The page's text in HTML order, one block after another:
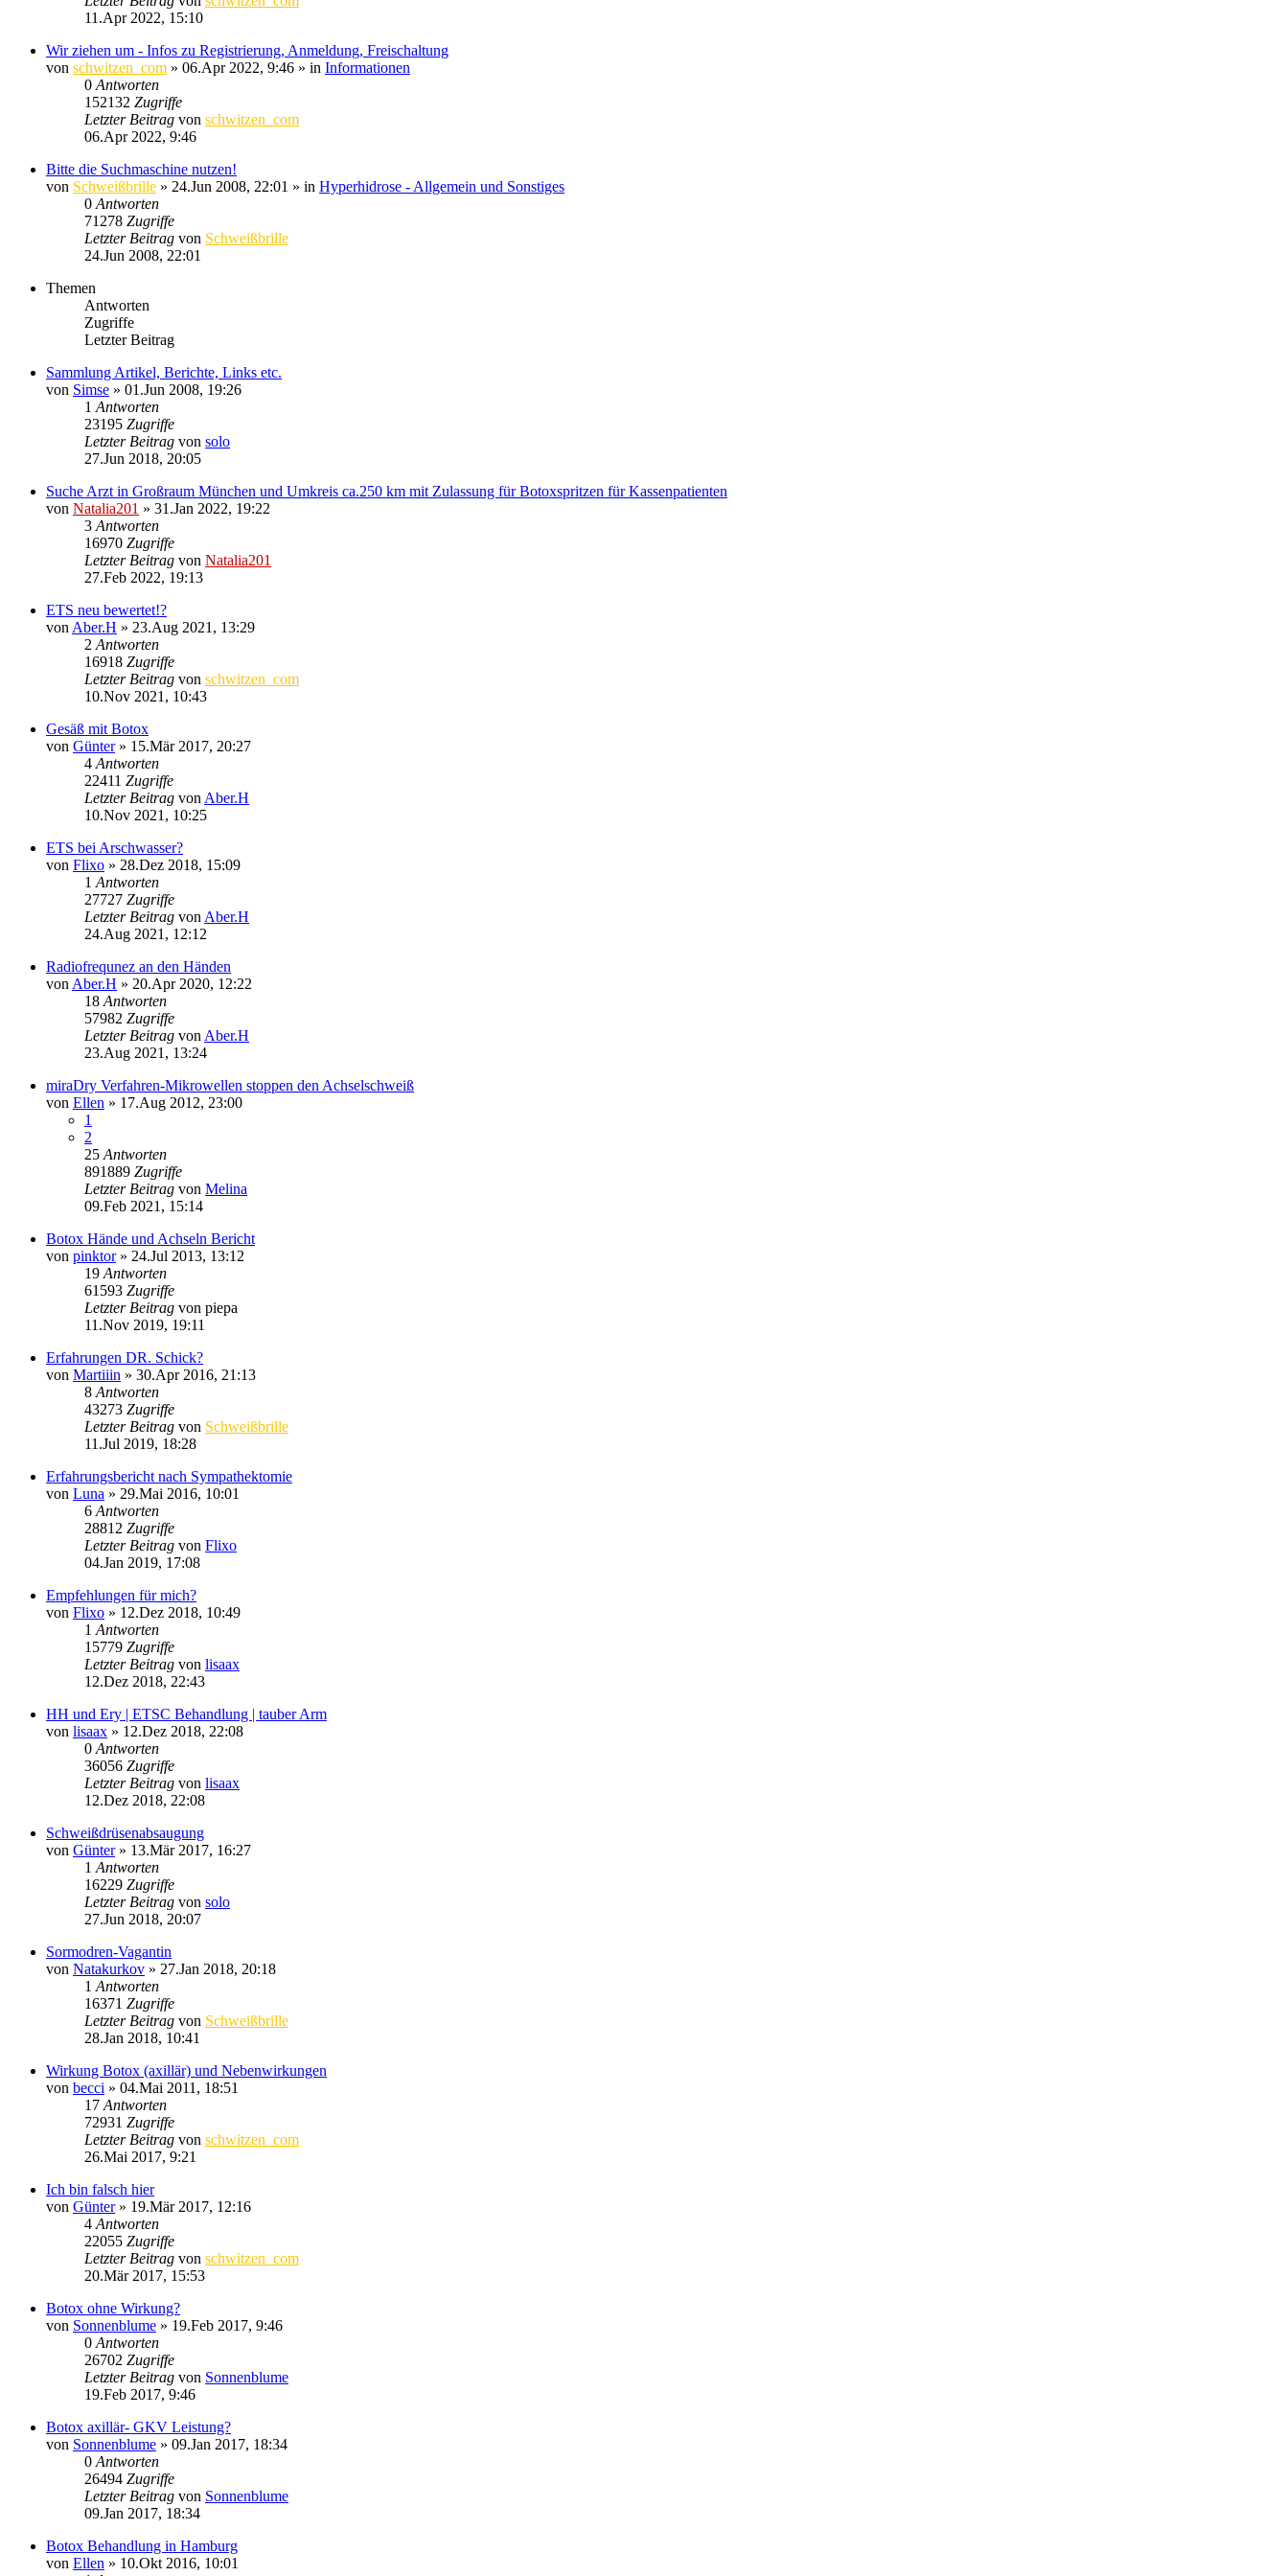
11.Apr 2022, 15:10
Wir ziehen um - Infos zu Registrierung, Anmeldung, Freischaltung
von schwitzen_com » 06.Apr 2022, 9:46 » in Informationen
0 Antworten
152132 Zugriffe
Letzter Beitrag von schwitzen_com
06.Apr 2022, 9:46
Bitte die Suchmaschine nutzen!
von Schweißbrille » 24.Jun 2008, 22:01 » in Hyperhidrose - Allgemein und Sonstiges
0 Antworten
71278 Zugriffe
Letzter Beitrag von Schweißbrille
24.Jun 2008, 22:01
Themen
Antworten
Zugriffe
Letzter Beitrag
Sammlung Artikel, Berichte, Links etc.
von Simse » 01.Jun 2008, 19:26
1 Antworten
23195 Zugriffe
Letzter Beitrag von solo
27.Jun 2018, 20:05
Suche Arzt in Großraum München und Umkreis ca.250 km mit Zulassung für Botoxspritzen für Kassenpatienten
von Natalia201 » 31.Jan 2022, 19:22
3 Antworten
16970 Zugriffe
Letzter Beitrag von Natalia201
27.Feb 2022, 19:13
ETS neu bewertet!?
von Aber.H » 23.Aug 2021, 13:29
2 Antworten
16918 Zugriffe
Letzter Beitrag von schwitzen_com
10.Nov 2021, 10:43
Gesäß mit Botox
von Günter» 15.Mär 2017, 20:27
4 Antworten
22411 Zugriffe
Letzter Beitrag von Aber.H
10.Nov 2021, 10:25
ETS bei Arschwasser?
von Flixo » 28.Dez 2018, 15:09
1 Antworten
27727 Zugriffe
Letzter Beitrag von Aber.H
24.Aug 2021, 12:12
Radiofrequnez an den Händen
von Aber.H » 20.Apr 2020, 12:22
18 Antworten
57982 Zugriffe
Letzter Beitrag von Aber.H
23.Aug 2021, 13:24
miraDry Verfahren-Mikrowellen stoppen den Achselschweiß
von Ellen » 17.Aug 2012, 23:00
1
2
25 Antworten
891889 Zugriffe
Letzter Beitrag von Melina
09.Feb 2021, 15:14
Botox Hände und Achseln Bericht
von pinktor» 24.Jul 2013, 13:12
19 Antworten
61593 Zugriffe
Letzter Beitrag von piepa
11.Nov 2019, 19:11
Erfahrungen DR. Schick?
von Martiiin » 30.Apr 2016, 21:13
8 Antworten
43273 Zugriffe
Letzter Beitrag von Schweißbrille
11.Jul 2019, 18:28
Erfahrungsbericht nach Sympathektomie
von Luna » 29.Mai 2016, 10:01
6 Antworten
28812 Zugriffe
Letzter Beitrag von Flixo
04.Jan 2019, 17:08
Empfehlungen für mich?
von Flixo » 12.Dez 2018, 10:49
1 Antworten
15779 Zugriffe
Letzter Beitrag von lisaax
12.Dez 2018, 22:43
HH und Ery | ETSC Behandlung | tauber Arm
von lisaax » 12.Dez 2018, 22:08
0 Antworten
36056 Zugriffe
Letzter Beitrag von lisaax
12.Dez 2018, 22:08
Schweißdrüsenabsaugung
von Günter» 13.Mär 2017, 16:27
1 Antworten
16229 Zugriffe
Letzter Beitrag von solo
27.Jun 2018, 20:07
Sormodren-Vagantin
von Natakurkov » 27.Jan 2018, 20:18
1 Antworten
16371 Zugriffe
Letzter Beitrag von Schweißbrille
28.Jan 2018, 10:41
Wirkung Botox (axillär) und Nebenwirkungen
von becci » 04.Mai 2011, 18:51
17 Antworten
72931 Zugriffe
Letzter Beitrag von schwitzen_com
26.Mai 2017, 9:21
Ich bin falsch hier
von Günter» 19.Mär 2017, 12:16
4 Antworten
22055 Zugriffe
Letzter Beitrag von schwitzen_com
20.Mär 2017, 15:53
Botox ohne Wirkung?
von Sonnenblume » 19.Feb 2017, 9:46
0 Antworten
26702 Zugriffe
Letzter Beitrag von Sonnenblume
19.Feb 2017, 9:46
Botox axillär- GKV Leistung?
von Sonnenblume » 09.Jan 2017, 18:34
0 Antworten
26494 Zugriffe
Letzter Beitrag von Sonnenblume
09.Jan 2017, 18:34
Botox Behandlung in Hamburg
von Ellen » 10.Okt 2016, 10:01